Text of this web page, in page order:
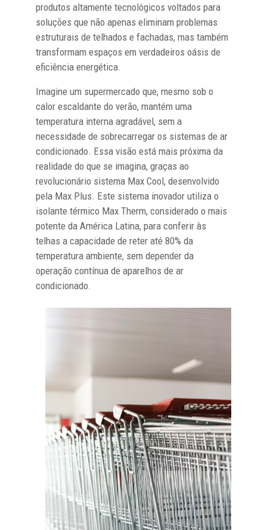
produtos altamente tecnológicos voltados para
soluções que não apenas eliminam problemas
estruturais de telhados e fachadas, mas também
transformam espaços em verdadeiros oásis de
eficiência energética.
Imagine um supermercado que, mesmo sob o
calor escaldante do verão, mantém uma
temperatura interna agradável, sem a
necessidade de sobrecarregar os sistemas de ar
condicionado. Essa visão está mais próxima da
realidade do que se imagina, graças ao
revolucionário sistema Max Cool, desenvolvido
pela Max Plus. Este sistema inovador utiliza o
isolante térmico Max Therm, considerado o mais
potente da América Latina, para conferir às
telhas a capacidade de reter até 80% da
temperatura ambiente, sem depender da
operação contínua de aparelhos de ar
condicionado.